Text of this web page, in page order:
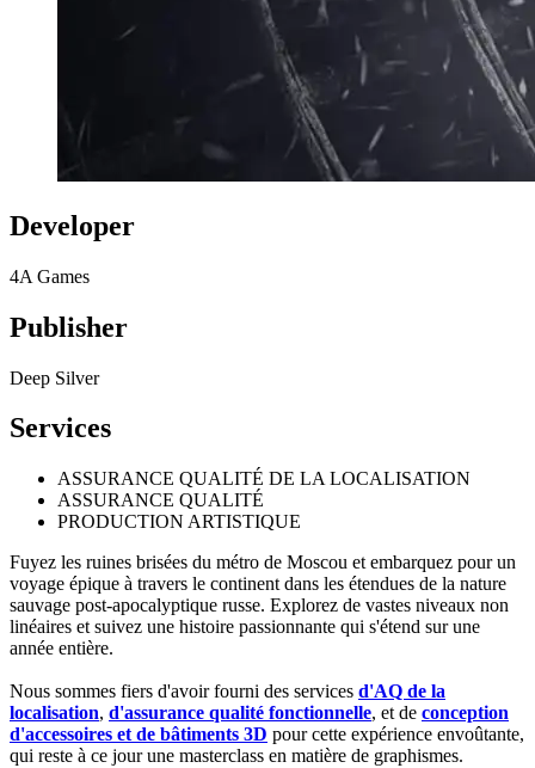
Developer
4A Games
Publisher
Deep Silver
Services
ASSURANCE QUALITÉ DE LA LOCALISATION
ASSURANCE QUALITÉ
PRODUCTION ARTISTIQUE
Fuyez les ruines brisées du métro de Moscou et embarquez pour un
voyage épique à travers le continent dans les étendues de la nature
sauvage post-apocalyptique russe. Explorez de vastes niveaux non
linéaires et suivez une histoire passionnante qui s'étend sur une
année entière.
Nous sommes fiers d'avoir fourni des services d'AQ de la
localisation, d'assurance qualité fonctionnelle, et de conception
d'accessoires et de bâtiments 3D pour cette expérience envoûtante,
qui reste à ce jour une masterclass en matière de graphismes.